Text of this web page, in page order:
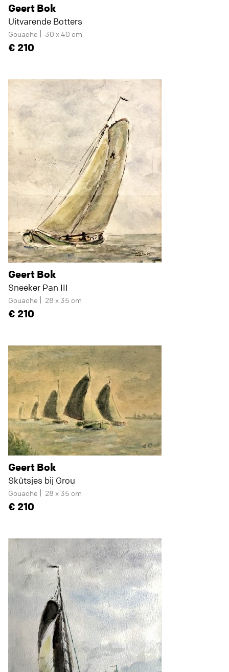
Geert Bok
Uitvarende Botters
Gouache 30 x 40 cm
210
Geert Bok
Sneeker Pan III
Gouache 28 x 35 cm
210
Geert Bok
Skûtsjes bij Grou
Gouache 28 x 35 cm
210